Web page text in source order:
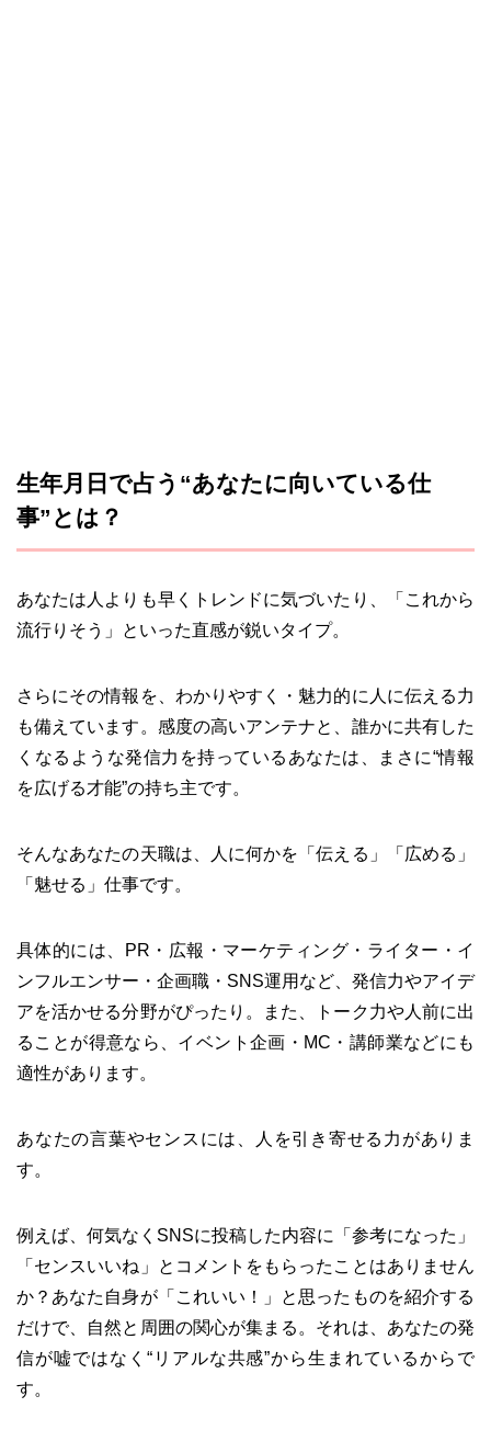
生年月日で占う“あなたに向いている仕
事”とは？
あなたは人よりも早くトレンドに気づいたり、「これから
流行りそう」といった直感が鋭いタイプ。
さらにその情報を、わかりやすく・魅力的に人に伝える力
も備えています。感度の高いアンテナと、誰かに共有した
くなるような発信力を持っているあなたは、まさに“情報
を広げる才能”の持ち主です。
そんなあなたの天職は、人に何かを「伝える」「広める」
「魅せる」仕事です。
具体的には、PR・広報・マーケティング・ライター・イ
ンフルエンサー・企画職・SNS運用など、発信力やアイデ
アを活かせる分野がぴったり。また、トーク力や人前に出
ることが得意なら、イベント企画・MC・講師業などにも
適性があります。
あなたの言葉やセンスには、人を引き寄せる力がありま
す。
例えば、何気なくSNSに投稿した内容に「参考になった」
「センスいいね」とコメントをもらったことはありません
か？あなた自身が「これいい！」と思ったものを紹介する
だけで、自然と周囲の関心が集まる。それは、あなたの発
信が嘘ではなく“リアルな共感”から生まれているからで
す。